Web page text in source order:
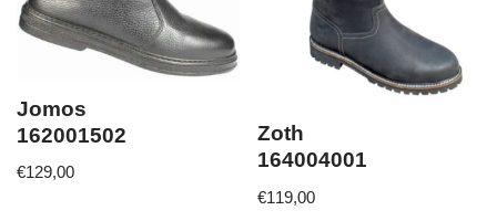
Jomos
162001502
€129,00
Zoth
164004001
€119,00